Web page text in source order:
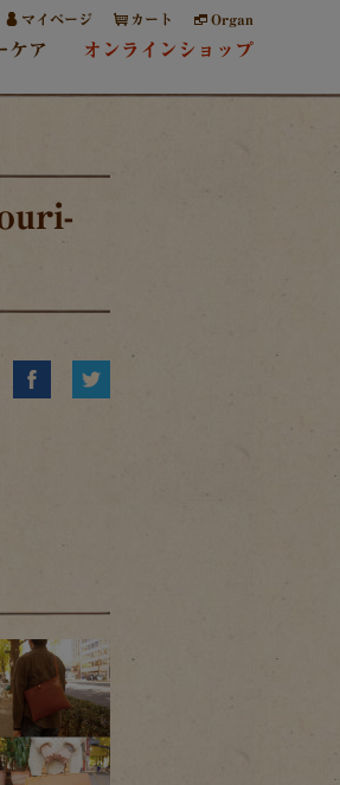
マイページ カート Organ
ケア オンラインショップ